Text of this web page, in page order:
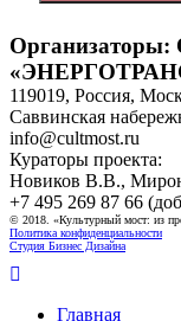
119019, Россия,
Саввинская
info@cultmost.ru
Кураторы проекта:
Новиков В.В.,
+7 495 269 87 66
© 2018. «Культурный мост: из
Политика конфиденциальности
Студия Бизнес Дизайна
Главная